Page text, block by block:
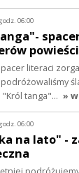
06:00
powieści
literaci
tanga"… »
06:00
na lato" -